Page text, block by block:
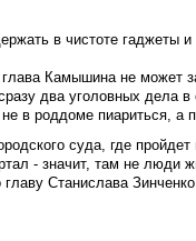
в чистоте гаджеты
глава Камышина не может
два уголовных дела
в роддоме пиариться, а
суда, где
- значит, там не люди
Станислава Зинченко